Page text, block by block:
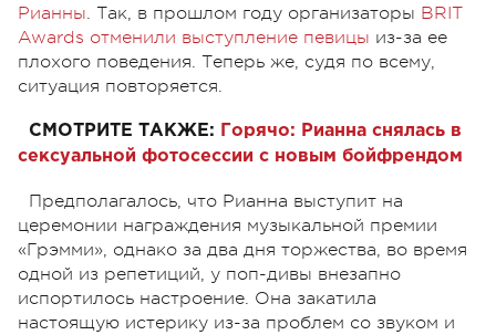
Рианны. Так, в прошлом году организаторы BRIT
Awards отменили выступление певицы из-за ее
плохого поведения. Теперь же, судя по всему,
ситуация повторяется.
СМОТРИТЕ ТАКЖЕ:
Горячо: Рианна снялась в
сексуальной фотосессии с новым бойфрендом
Предполагалось, что Рианна выступит на
церемонии награждения музыкальной премии
«Грэмми», однако за два дня торжества, во время
одной из репетиций, у поп-дивы внезапно
испортилось настроение. Она закатила
настоящую истерику из-за проблем со звуком и